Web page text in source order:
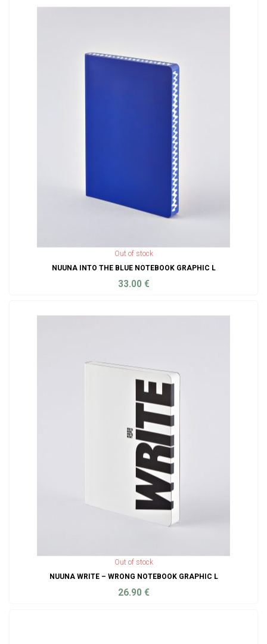
Out of stock
NUUNA INTO THE BLUE NOTEBOOK GRAPHIC L
33.00 €
Out of stock
NUUNA WRITE – WRONG NOTEBOOK GRAPHIC L
26.90 €